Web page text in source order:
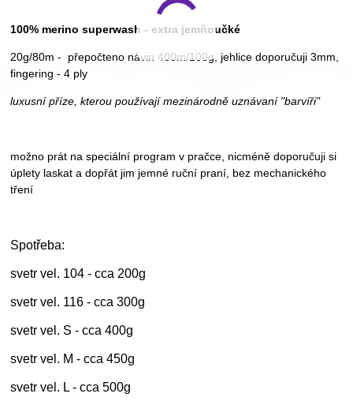
100% merino superwash - extra jemňoučké
20g/80m - přepočteno návin 400m/100g, jehlice doporučuji 3mm,
fingering - 4 ply
luxusní příze, kterou používají mezinárodně uznávaní "barvíři"
možno prát na speciální program v pračce, nicméně doporučuji si
úplety laskat a dopřát jim jemné ruční praní, bez mechanického
tření
Spotřeba:
svetr vel. 104 - cca 200g
svetr vel. 116 - cca 300g
svetr vel. S - cca 400g
svetr vel. M - cca 450g
svetr vel. L - cca 500g